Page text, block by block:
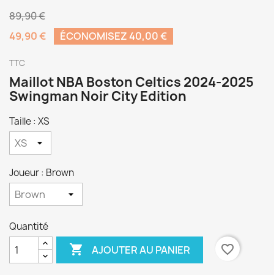
89,90 €
49,90 €
ÉCONOMISEZ 40,00 €
TTC
Maillot NBA Boston Celtics 2024-2025
Swingman Noir City Edition
Taille : XS
Joueur : Brown
Quantité
 AJOUTER AU PANIER favorite_border